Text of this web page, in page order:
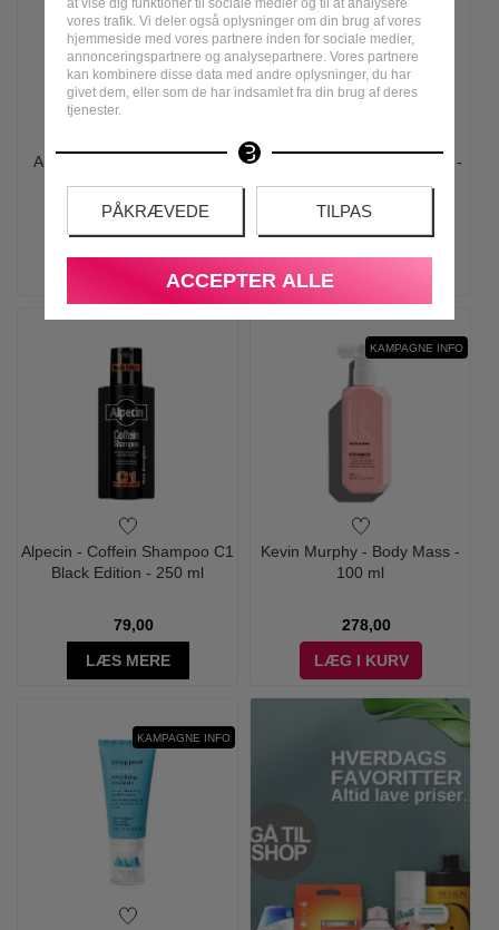
at vise dig funktioner til sociale medier og til at analysere
vores trafik. Vi deler også oplysninger om din brug af vores
hjemmeside med vores partnere inden for sociale medier,
annonceringspartnere og analysepartnere. Vores partnere
kan kombinere disse data med andre oplysninger, du har
givet dem, eller som de har indsamlet fra din brug af deres
tjenester.
PÅKRÆVEDE TILPAS
ACCEPTER ALLE
Australian BodyCare - Hair
Vitamins - 60 Stk
199,00
LÆG I KURV
Kevin Murphy - Thick Again -
100 ml
287,95
LÆG I KURV
Alpecin - Coffein Shampoo C1
Black Edition - 250 ml
79,00
LÆS MERE
KAMPAGNE INFO
Kevin Murphy - Body Mass -
100 ml
278,00
LÆG I KURV
KAMPAGNE INFO